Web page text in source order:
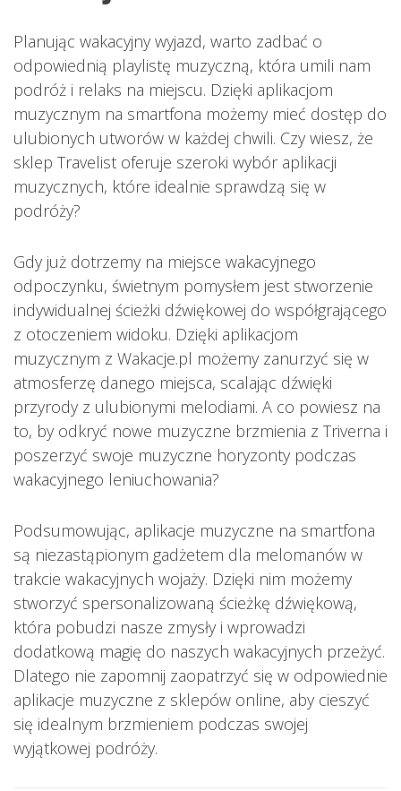
Planując wakacyjny wyjazd, warto zadbać o
odpowiednią playlistę muzyczną, która umili nam
podróż i relaks na miejscu. Dzięki aplikacjom
muzycznym na smartfona możemy mieć dostęp do
ulubionych utworów w każdej chwili. Czy wiesz, że
sklep Travelist oferuje szeroki wybór aplikacji
muzycznych, które idealnie sprawdzą się w
podróży?
Gdy już dotrzemy na miejsce wakacyjnego
odpoczynku, świetnym pomysłem jest stworzenie
indywidualnej ścieżki dźwiękowej do współgrającego
z otoczeniem widoku. Dzięki aplikacjom
muzycznym z Wakacje.pl możemy zanurzyć się w
atmosferzę danego miejsca, scalając dźwięki
przyrody z ulubionymi melodiami. A co powiesz na
to, by odkryć nowe muzyczne brzmienia z Triverna i
poszerzyć swoje muzyczne horyzonty podczas
wakacyjnego leniuchowania?
Podsumowując, aplikacje muzyczne na smartfona
są niezastąpionym gadżetem dla melomanów w
trakcie wakacyjnych wojaży. Dzięki nim możemy
stworzyć spersonalizowaną ścieżkę dźwiękową,
która pobudzi nasze zmysły i wprowadzi
dodatkową magię do naszych wakacyjnych przeżyć.
Dlatego nie zapomnij zaopatrzyć się w odpowiednie
aplikacje muzyczne z sklepów online, aby cieszyć
się idealnym brzmieniem podczas swojej
wyjątkowej podróży.